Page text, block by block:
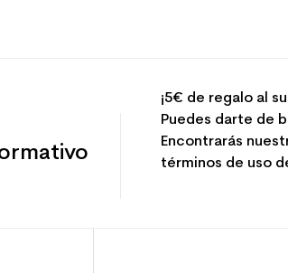
¡5€ de regalo al
Puedes darte de
Encontrarás
términos de uso